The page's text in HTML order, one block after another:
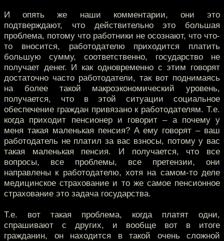
И опять же наши комментарии, они это
подтверждают, что действительно это большая
проблема, потому что работники не осознают, что что-
то вносится, работодателю приходится платить
большую сумму, соответственно, государство не
получает денег. И как одновременно с этим говорят
достаточно часто работодатели, так вот поднимаясь
на более такой макроэкономический уровень,
получается, что в этой ситуации социальное
обеспечение граждан привязано к работодателям. Т.е.
когда приходит пенсионер и говорит – а почему у
меня такая маленькая пенсия? А ему говорят – ваш
работодатель не платил за вас взносы, потому у вас
такая маленькая пенсия. И получается, что все
вопросы, все проблемы, все претензии, они
направлены к работодателю, хотя на самом-то деле
медицинское страхование и то же самое пенсионное
страхование это задача государства.
Т.е. вот такая проблема, когда платят одни,
спрашивают с других, и вообще вот в итоге
гражданин, он находится в такой очень сложной